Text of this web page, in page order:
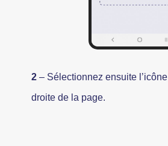
2 – Sélectionnez ensuite l’icône
droite de la page.